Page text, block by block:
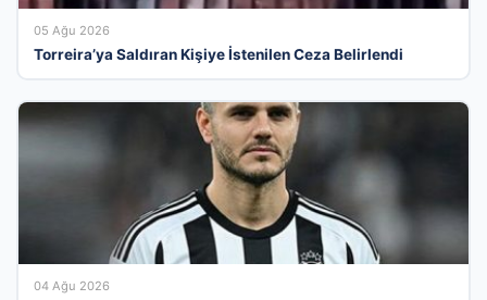
05 Ağu 2026
Torreira’ya Saldıran Kişiye İstenilen Ceza Belirlendi
04 Ağu 2026